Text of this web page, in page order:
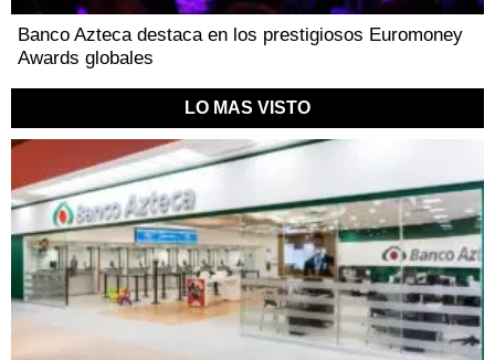
Banco Azteca destaca en los prestigiosos Euromoney
Awards globales
LO MAS VISTO